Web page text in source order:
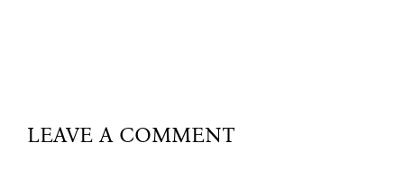
LEAVE A COMMENT